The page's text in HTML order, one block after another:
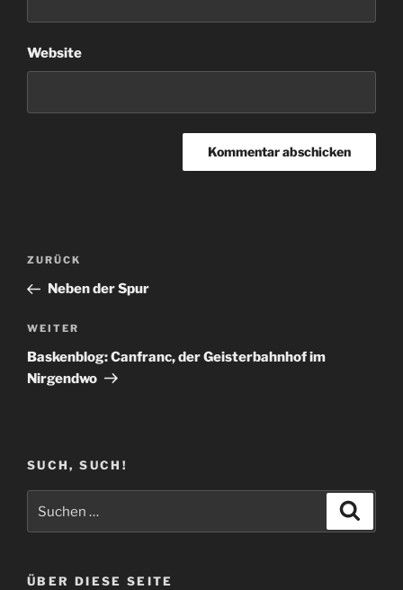
Website
Beitragsnavigation
Vorheriger
Beitrag
ZURÜCK
Neben der Spur
Nächster
Beitrag
WEITER
Baskenblog: Canfranc, der Geisterbahnhof im
Nirgendwo
SUCH, SUCH!
nach:
ÜBER DIESE SEITE